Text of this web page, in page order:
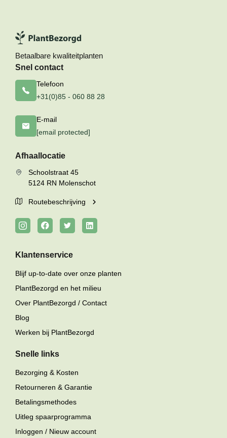
Betaalbare kwaliteitplanten
Snel contact
Telefoon
+31(0)85 - 060 88 28
E-mail
[email protected]
Afhaallocatie
Schoolstraat 45
5124 RN Molenschot
Routebeschrijving
Klantenservice
Blijf up-to-date over onze planten
PlantBezorgd en het milieu
Over PlantBezorgd / Contact
Blog
Werken bij PlantBezorgd
Snelle links
Bezorging & Kosten
Retourneren & Garantie
Betalingsmethodes
Uitleg spaarprogramma
Inloggen / Nieuw account